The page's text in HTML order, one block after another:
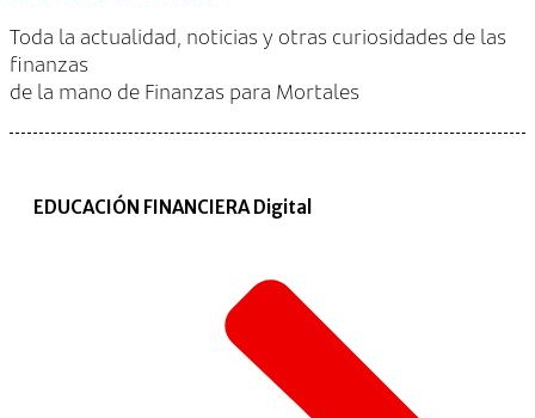
Toda la actualidad, noticias y otras curiosidades de las
finanzas
de la mano de Finanzas para Mortales
EDUCACIÓN FINANCIERA Digital